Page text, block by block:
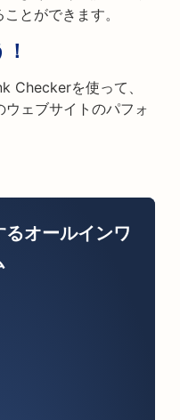
とができます。
Checkerを使って、
ェブサイトのパフォ
オールインワ